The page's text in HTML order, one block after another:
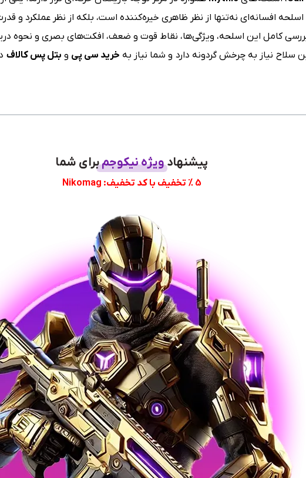
افسانه‌ای نه‌تنها از نظر ظاهری خیره‌کننده است، بلکه از نظر عملکرد و
کامل این اسلحه، ویژگی‌ها، نقاط قوت و ضعف، افکت‌های بصری و نحوه
سلاح نیاز به چرخش گردونه دارد و شما نیاز به خرید سی پی و بتل پس کالاف
پیشنهادویژه نیکوجمبرای شما
5 % تخفیف با کد تخفیف: Nikomag